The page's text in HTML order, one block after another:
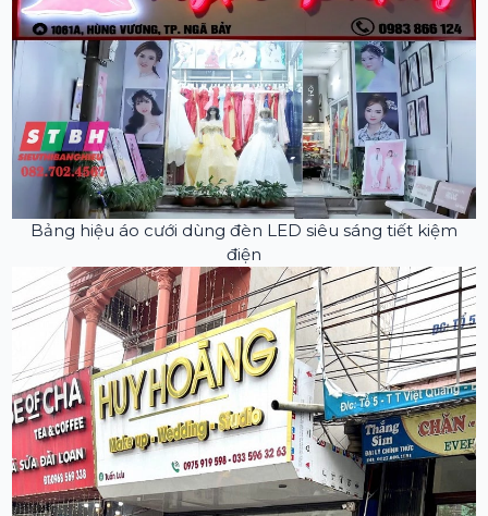
Bảng hiệu áo cưới dùng đèn LED siêu sáng tiết kiệm
điện